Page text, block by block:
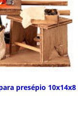
presépio 10x14x8